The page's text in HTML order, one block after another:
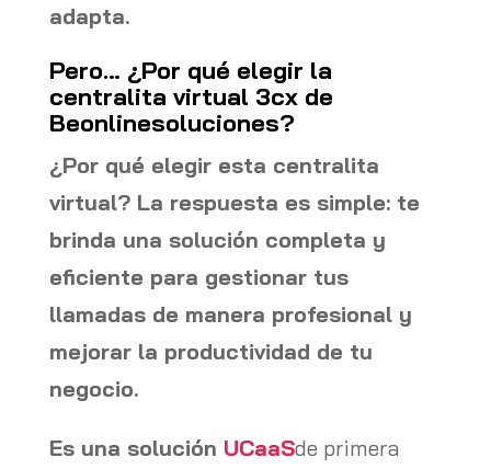
adapta.
Pero… ¿Por qué elegir la
centralita virtual 3cx de
Beonlinesoluciones?
¿Por qué elegir esta centralita
virtual? La respuesta es simple: te
brinda una solución completa y
eficiente para gestionar tus
llamadas de manera profesional y
mejorar la productividad de tu
negocio.
Es una solución UCaaSde primera